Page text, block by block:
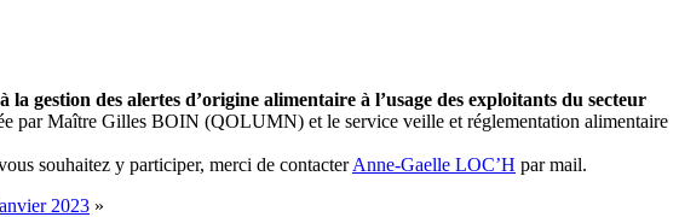
la gestion des alertes d’origine alimentaire à l’usage des exploitants du secteur
par Maître Gilles BOIN (QOLUMN) et le service veille et réglementation alimentaire
souhaitez y participer, merci de contacterAnne-Gaelle LOC’H par mail.
2023 »